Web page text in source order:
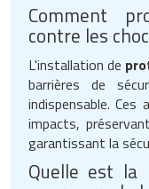
Comment
contre les
L'installation de
barrières de
indispensable. Ces
impacts,
garantissant la
Quelle est la